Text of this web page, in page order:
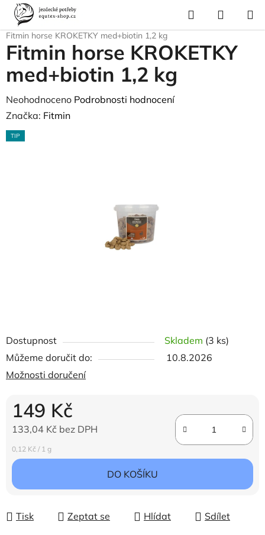
Přejít
obsah
Hledat
KOŠÍK
Domů
Krmivo a vitamíny
Fitmin horse KROKETKY med+biotin 1,2 kg
Dostupnost Skladem (3 ks)
Můžeme doručit do:
10.8.2026
Možnosti doručení
149 Kč
133,04 Kč bez DPH
Měrná cena:
0,12 Kč / 1 g
DO KOŠÍKU
Tisk Zeptat se Hlídat Sdílet
Fitmin horse KROKETKY
med+biotin 1,2 kg
Průměrné
hodnocení
produktu
Neohodnoceno Podrobnosti hodnocení
Značka: Fitmin
TIP